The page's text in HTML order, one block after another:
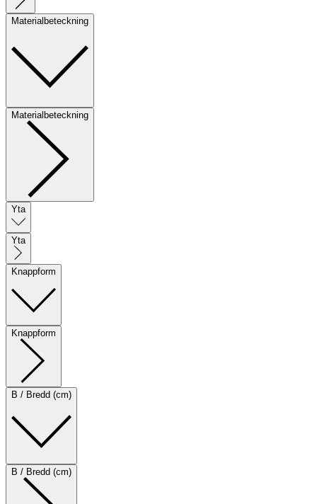
Materialbeteckning
Materialbeteckning
Yta
Yta
Knappform
Knappform
B / Bredd (cm)
B / Bredd (cm)